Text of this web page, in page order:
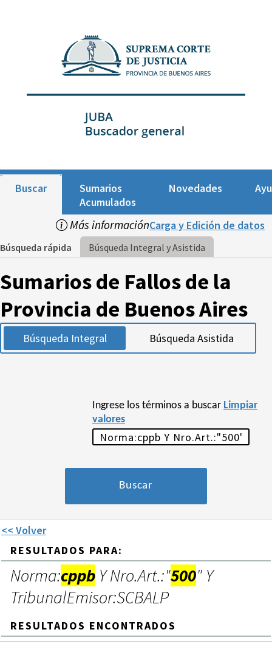
Buscar
Sumarios
Acumulados
Novedades
Más informaciónCarga y Edición de datos
Búsqueda rápida Búsqueda Integral y Asistida
Sumarios de Fallos de la
Provincia de Buenos Aires
Búsqueda Integral Búsqueda Asistida
Ingrese los términos a buscar Limpiar
valores
<< Volver
RESULTADOS PARA:
Norma:cppb Y Nro.Art.:"500" Y
TribunalEmisor:SCBALP
RESULTADOS ENCONTRADOS